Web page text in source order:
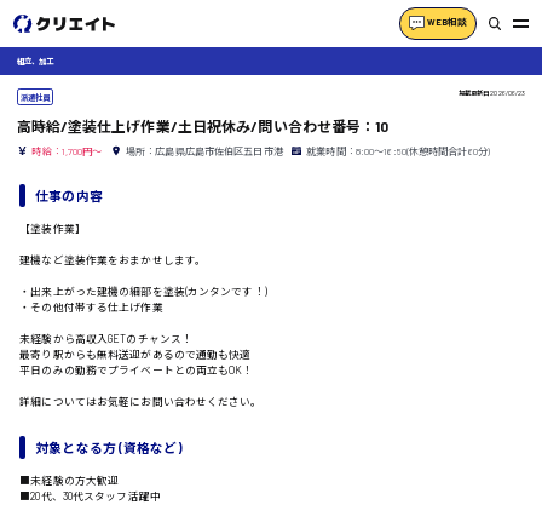
WEB相談
組立、加工
派遣社員 掲載更新日2026/06/23
高時給/塗装仕上げ作業/土日祝休み/問い合わせ番号：10
時給：1,700円～ 場所：広島県広島市佐伯区五日市港 就業時間：8:00〜16:50(休憩時間合計60分)
仕事の内容
【塗装作業】
建機など塗装作業をおまかせします。
・出来上がった建機の細部を塗装(カンタンです！)
・その他付帯する仕上げ作業
未経験から高収入GETのチャンス！
最寄り駅からも無料送迎があるので通勤も快適
平日のみの勤務でプライベートとの両立もOK！
詳細についてはお気軽にお問い合わせください。
対象となる方 (資格など)
■未経験の方大歓迎
■20代、30代スタッフ活躍中